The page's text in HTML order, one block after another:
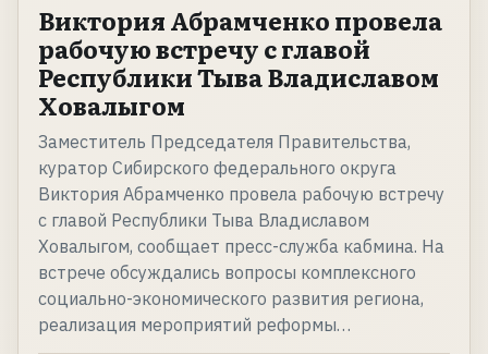
Виктория Абрамченко провела
рабочую встречу с главой
Республики Тыва Владиславом
Ховалыгом
Заместитель Председателя Правительства,
куратор Сибирского федерального округа
Виктория Абрамченко провела рабочую встречу
с главой Республики Тыва Владиславом
Ховалыгом, сообщает пресс-служба кабмина. На
встрече обсуждались вопросы комплексного
социально-экономического развития региона,
реализация мероприятий реформы…